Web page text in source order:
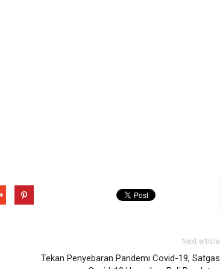
Next article
Tekan Penyebaran Pandemi Covid-19, Satgas